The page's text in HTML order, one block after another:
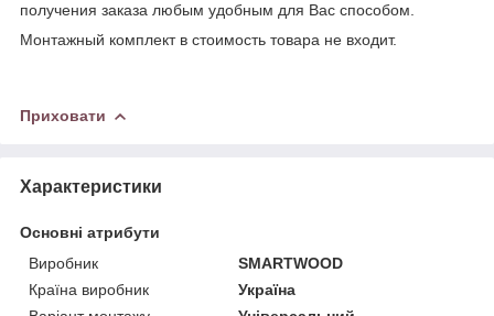
получения заказа любым удобным для Вас способом.
Монтажный комплект в стоимость товара не входит.
Приховати
Характеристики
Основні атрибути
Виробник
SMARTWOOD
Країна виробник
Україна